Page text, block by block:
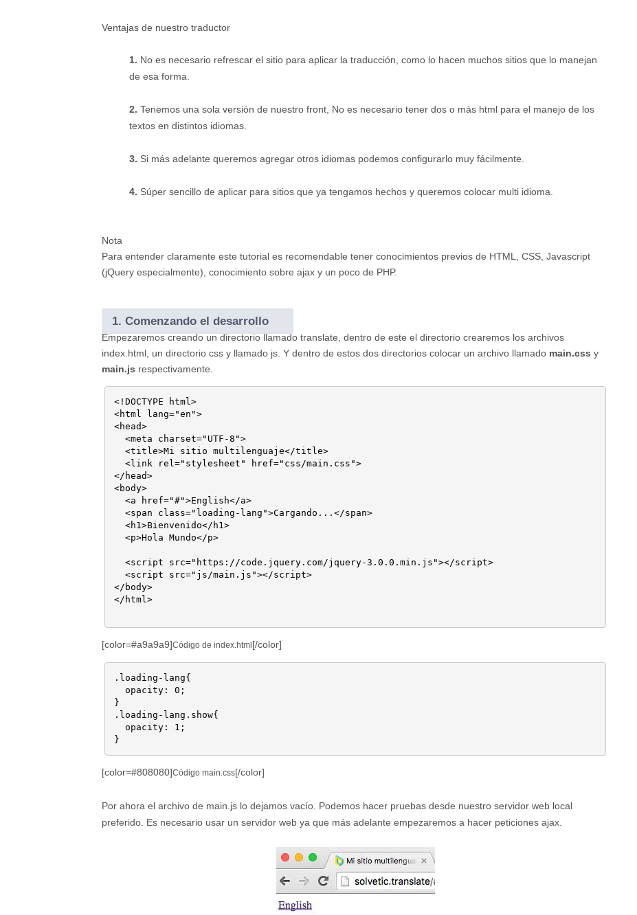
Ventajas de nuestro traductor
1. No es necesario refrescar el sitio para aplicar la traducción, como lo hacen muchos sitios que lo manejan
de esa forma.
2. Tenemos una sola versión de nuestro front, No es necesario tener dos o más html para el manejo de los
textos en distintos idiomas.
3. Si más adelante queremos agregar otros idiomas podemos configurarlo muy fácilmente.
4. Súper sencillo de aplicar para sitios que ya tengamos hechos y queremos colocar multi idioma.
Nota
Para entender claramente este tutorial es recomendable tener conocimientos previos de HTML, CSS, Javascript
(jQuery especialmente), conocimiento sobre ajax y un poco de PHP.
1. Comenzando el desarrollo
Empezaremos creando un directorio llamado translate, dentro de este el directorio crearemos los archivos
index.html, un directorio css y llamado js. Y dentro de estos dos directorios colocar un archivo llamado main.css y
main.js respectivamente.
<!DOCTYPE html>
<html lang="en">
<head>
  <meta charset="UTF-8">
  <title>Mi sitio multilenguaje</title>
  <link rel="stylesheet" href="css/main.css">
</head>
<body>
  <a href="#">English</a>
  <span class="loading-lang">Cargando...</span>
  <h1>Bienvenido</h1>
  <p>Hola Mundo</p>
  <script src="https://code.jquery.com/jquery-3.0.0.min.js"></script>
  <script src="js/main.js"></script>
</body>
</html>
[color=#a9a9a9]Código de index.html [/color]
.loading-lang{
  opacity: 0;
}
.loading-lang.show{
  opacity: 1;
[color=#808080]Código main.css[/color]
Por ahora el archivo de main.js lo dejamos vacío. Podemos hacer pruebas desde nuestro servidor web local
preferido. Es necesario usar un servidor web ya que más adelante empezaremos a hacer peticiones ajax.